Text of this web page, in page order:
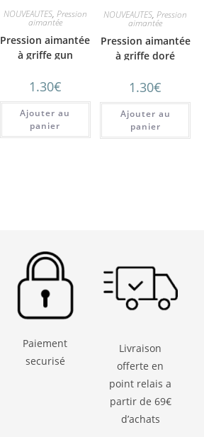
NOUVEAUTES, Pression
aimantée
Pression aimantée
à griffe gun
1.30€
Ajouter au
panier
NOUVEAUTES,Pression
aimantée
Pression aimantée
à griffe doré
1.30€
Ajouter au
panier
Paiement
securisé
Livraison
offerte en
point relais a
partir de 69€
d’achats